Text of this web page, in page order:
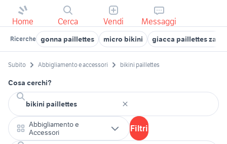
Home Cerca Vendi Messaggi
Ricerche gonna paillettes micro bikini giacca paillettes zara
Subito Abbigliamento e accessori bikini paillettes
Cosa cerchi?
Abbigliamento e
Accessori
Filtri